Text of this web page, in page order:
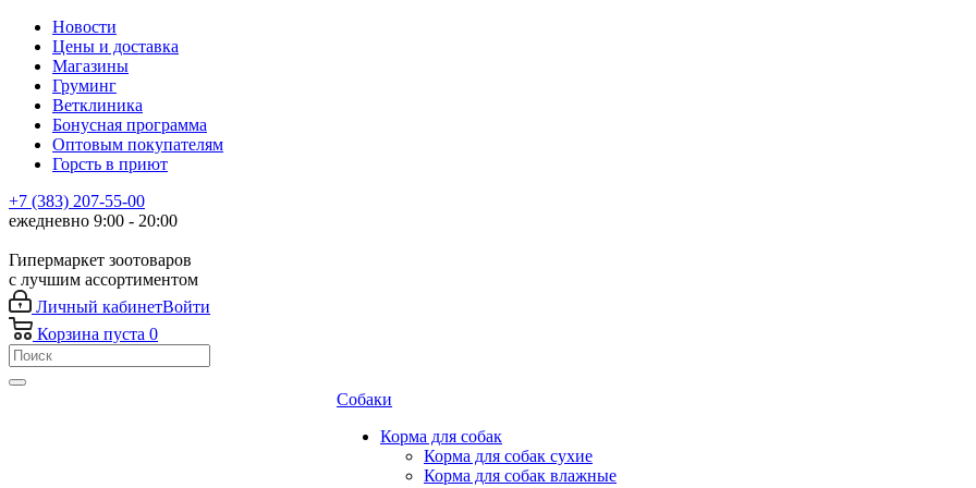
Новости
Цены и доставка
Магазины
Груминг
Ветклиника
Бонусная программа
Оптовым покупателям
Горсть в приют
+7 (383) 207-55-00
ежедневно 9:00 - 20:00
Гипермаркет зоотоваров
с лучшим ассортиментом
Личный кабинетВойти
Корзина пуста 0
Собаки
Корма для собак
Корма для собак сухие
Корма для собак влажные